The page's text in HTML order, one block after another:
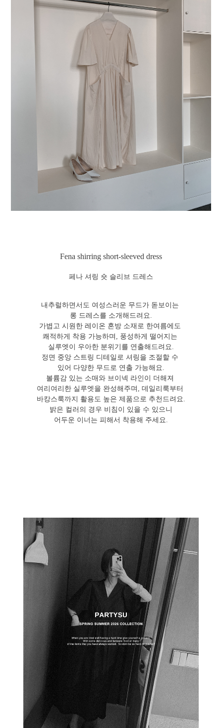
Fena shirring short-sleeved dress
페나 셔링 숏 슬리브 드레스
내추럴하면서도 여성스러운 무드가 돋보이는
롱 드레스를 소개해드려요.
가볍고 시원한 레이온 혼방 소재로 한여름에도
쾌적하게 착용 가능하며, 풍성하게 떨어지는
실루엣이 우아한 분위기를 연출해드려요.
정면 중앙 스트링 디테일로 셔링을 조절할 수
있어 다양한 무드로 연출 가능해요.
볼륨감 있는 소매와 브이넥 라인이 더해져
여리여리한 실루엣을 완성해주며, 데일리룩부터
바캉스룩까지 활용도 높은 제품으로 추천드려요.
밝은 컬러의 경우 비침이 있을 수 있으니
어두운 이너는 피해서 착용해 주세요.